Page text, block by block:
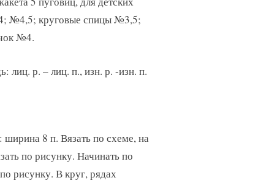
№4,5; круговые спицы №3,5;
№4.
лиц. р. – лиц. п., изн. р. -изн. п.
8 п. Вязать по схеме, на
по рисунку. Начинать по
рисунку. В круг, рядах